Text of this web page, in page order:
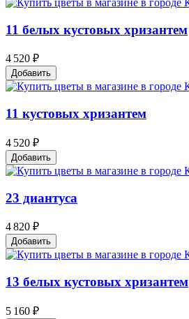
11 белых кустовых хризантем
4 520 ₽
Добавить
11 кустовых хризантем
4 520 ₽
Добавить
23 диантуса
4 820 ₽
Добавить
13 белых кустовых хризантем
5 160 ₽